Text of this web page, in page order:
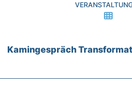
Titel für Veranstaltung
Kamingespräch Transformation. Im